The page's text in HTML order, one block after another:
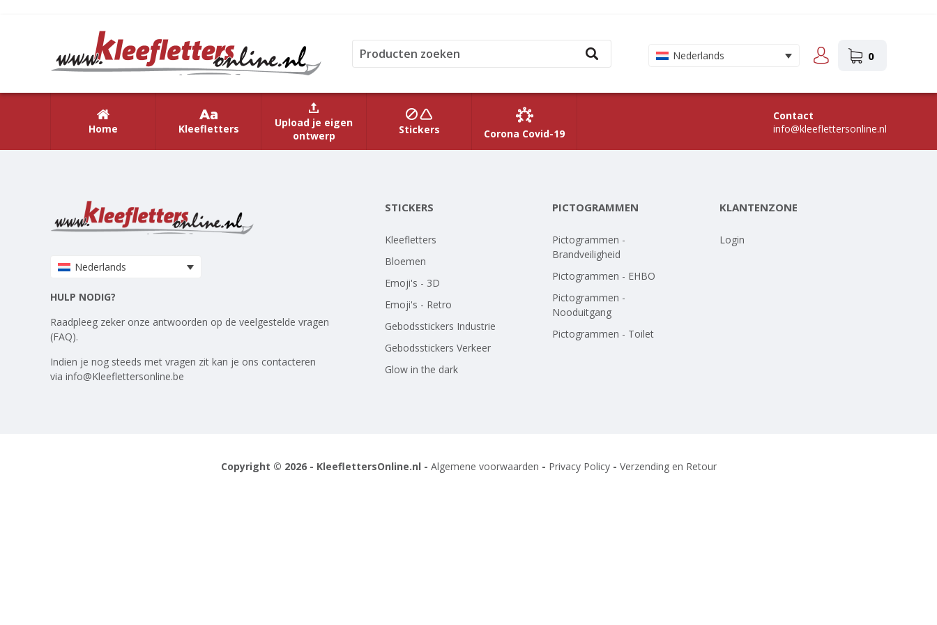
Nederlands 0
Home Kleefletters
Upload je eigen
ontwerp
Stickers Corona Covid-19
Contact
info@kleeflettersonline.nl
Nederlands
HULP NODIG?
Raadpleeg zeker onze antwoorden op de veelgestelde vragen
(FAQ).
Indien je nog steeds met vragen zit kan je ons contacteren
via info@Kleeflettersonline.be
STICKERS
Kleefletters
Bloemen
Emoji's - 3D
Emoji's - Retro
Gebodsstickers Industrie
Gebodsstickers Verkeer
Glow in the dark
PICTOGRAMMEN
Pictogrammen -
Brandveiligheid
Pictogrammen - EHBO
Pictogrammen -
Nooduitgang
Pictogrammen - Toilet
KLANTENZONE
Login
Copyright © 2026 - KleeflettersOnline.nl - Algemene voorwaarden - Privacy Policy- Verzending en Retour